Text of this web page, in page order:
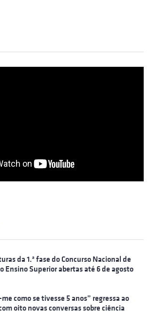
da 1.ª fase do Concurso Nacional de
Ensino Superior abertas até 6 de agosto
como se tivesse 5 anos” regressa ao
oito novas conversas sobre ciência